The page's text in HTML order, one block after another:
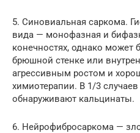
5. Синовиальная саркома.
вида — монофазная и
конечностях, однако может
брюшной стенке или
агрессивным ростом и
химиотерапии. В 1/3
обнаруживают кальцинаты.
6. Нейрофибросаркома —